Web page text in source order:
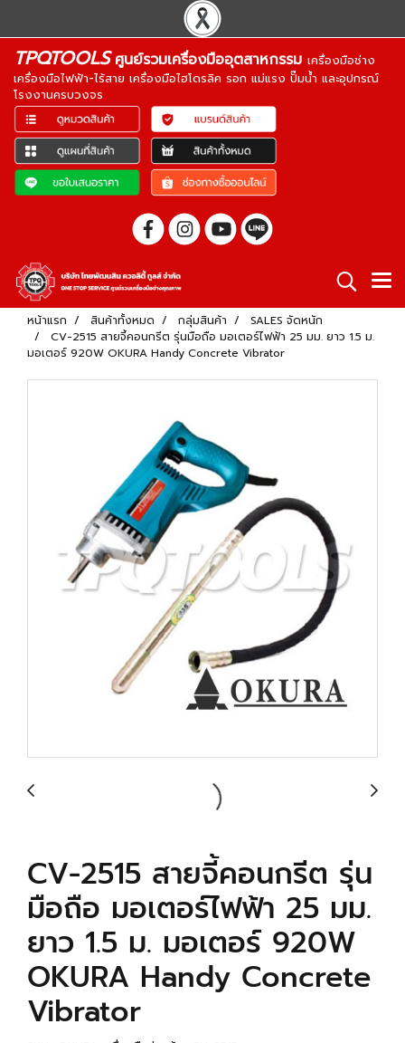
TPQTOOLSศูนย์รวมเครื่องมืออุตสาหกรรม เครื่องมือช่าง
เครื่องมือไฟฟ้า-ไร้สาย เครื่องมือไฮโดรลิค รอก แม่แรง ปั๊มน้ำ และอุปกรณ์
โรงงานครบวงจร
หน้าแรก สินค้าทั้งหมด กลุ่มสินค้า
SALES จัดหนัก
CV-2515 สายจี้คอนกรีต รุ่นมือถือ มอเตอร์ไฟฟ้า 25 มม. ยาว 1.5 ม.
มอเตอร์ 920W OKURA Handy Concrete Vibrator
CV-2515 สายจี้คอนกรีต รุ่น
มือถือ มอเตอร์ไฟฟ้า 25 มม.
ยาว 1.5 ม. มอเตอร์ 920W
OKURA Handy Concrete
Vibrator